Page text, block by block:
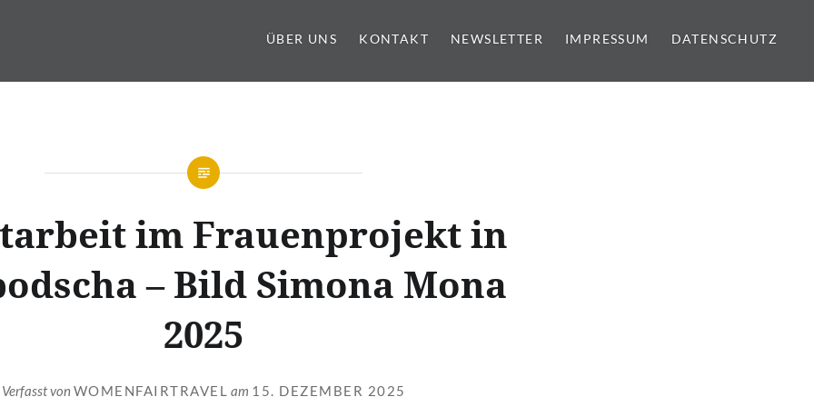
ÜBER UNS KONTAKT NEWSLETTER IMPRESSUM DATENSCHUTZ
im Frauenprojekt in
– Bild Simona Mona
2025
Verfasst von WOMENFAIRTRAVEL am 15. DEZEMBER 2025